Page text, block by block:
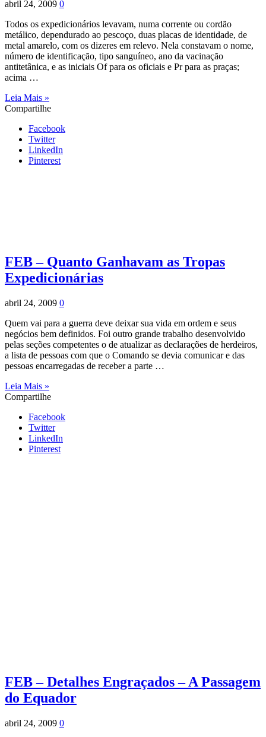
abril 24, 2009 0
Todos os expedicionários levavam, numa corrente ou cordão
metálico, dependurado ao pescoço, duas placas de identidade, de
metal amarelo, com os dizeres em relevo. Nela constavam o nome,
número de identificação, tipo sanguíneo, ano da vacinação
antitetânica, e as iniciais Of para os oficiais e Pr para as praças;
acima …
Leia Mais »
Compartilhe
Facebook
Twitter
LinkedIn
Pinterest
FEB – Quanto Ganhavam as Tropas
Expedicionárias
abril 24, 2009 0
Quem vai para a guerra deve deixar sua vida em ordem e seus
negócios bem definidos. Foi outro grande trabalho desenvolvido
pelas seções competentes o de atualizar as declarações de herdeiros,
a lista de pessoas com que o Comando se devia comunicar e das
pessoas encarregadas de receber a parte …
Leia Mais »
Compartilhe
Facebook
Twitter
LinkedIn
Pinterest
FEB – Detalhes Engraçados – A Passagem
do Equador
abril 24, 2009 0